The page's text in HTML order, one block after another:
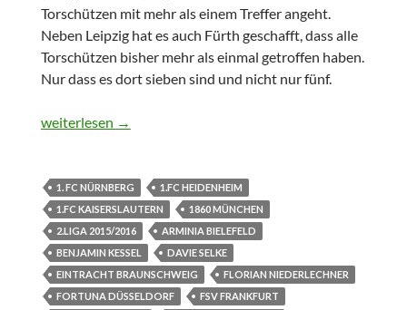
Torschützen mit mehr als einem Treffer angeht.
Neben Leipzig hat es auch Fürth geschafft, dass alle
Torschützen bisher mehr als einmal getroffen haben.
Nur dass es dort sieben sind und nicht nur fünf.
17.Spieltag – 2.Bundesliga 2015/2016
weiterlesen →
1. FC NÜRNBERG
1.FC HEIDENHEIM
1.FC KAISERSLAUTERN
1860 MÜNCHEN
2.LIGA 2015/2016
ARMINIA BIELEFELD
BENJAMIN KESSEL
DAVIE SELKE
EINTRACHT BRAUNSCHWEIG
FLORIAN NIEDERLECHNER
FORTUNA DÜSSELDORF
FSV FRANKFURT